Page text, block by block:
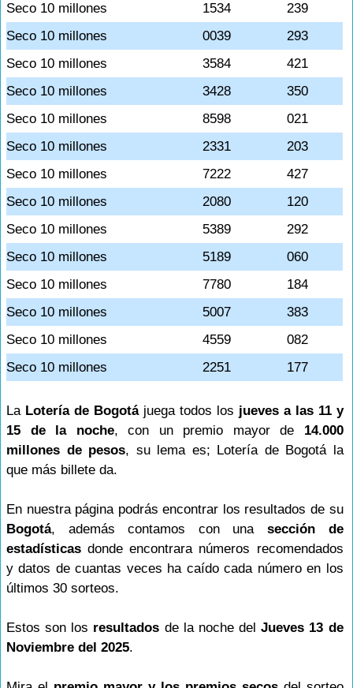
Seco 10 millones
1534
239
Seco 10 millones
0039
293
Seco 10 millones
3584
421
Seco 10 millones
3428
350
Seco 10 millones
8598
021
Seco 10 millones
2331
203
Seco 10 millones
7222
427
Seco 10 millones
2080
120
Seco 10 millones
5389
292
Seco 10 millones
5189
060
Seco 10 millones
7780
184
Seco 10 millones
5007
383
Seco 10 millones
4559
082
Seco 10 millones
2251 177
La Lotería de Bogotájuega todos los jueves a las 11 y
15 de la noche, con un premio mayor de 14.000
millones de pesos, su lema es; Lotería de Bogotá la
que más billete da.
En nuestra página podrás encontrar los resultados de su
Bogotá, además contamos con una sección de
estadísticas donde encontrara números recomendados
y datos de cuantas veces ha caído cada número en los
últimos 30 sorteos.
Estos son los resultados de la noche delJueves 13 de
Noviembre del 2025.